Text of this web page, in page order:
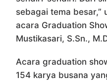
sebagai tema besar,”
acara Graduation
Mustikasari, S.Sn.,
Acara graduation
154 karya busana